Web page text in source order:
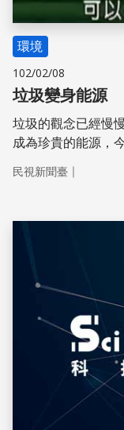
環境
102/02/08
垃圾變身能源
垃圾的觀念已經慢
成為珍貴的能源，
民視新聞臺 ｜